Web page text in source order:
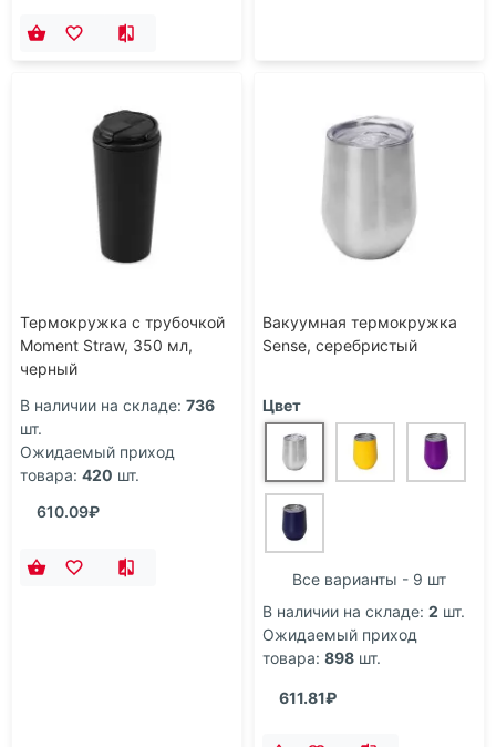
Термокружка с трубочкой
Moment Straw, 350 мл,
черный
В наличии на складе: 736
шт.
Ожидаемый приход
товара: 420 шт.
610.09₽
Вакуумная термокружка
Sense, серебристый
Цвет
Все варианты - 9 шт
В наличии на складе: 2 шт.
Ожидаемый приход
товара: 898 шт.
611.81₽